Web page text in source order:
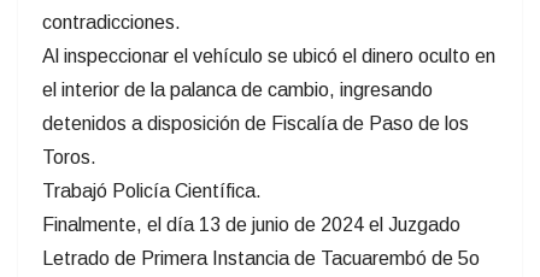
contradicciones.
Al inspeccionar el vehículo se ubicó el dinero oculto en
el interior de la palanca de cambio, ingresando
detenidos a disposición de Fiscalía de Paso de los
Toros.
Trabajó Policía Científica.
Finalmente, el día 13 de junio de 2024 el Juzgado
Letrado de Primera Instancia de Tacuarembó de 5o